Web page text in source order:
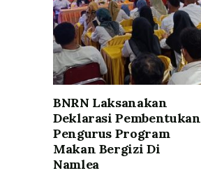
BNRN Laksanakan
Deklarasi Pembentukan
Pengurus Program
Makan Bergizi Di
Namlea